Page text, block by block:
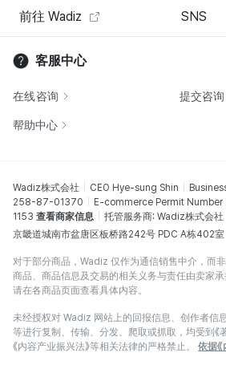
前往 Wadiz
SNS
客服中心
在线咨询 提交咨询
帮助中心
Wadiz株式会社 CEO Hye-sung Shin
258-87-01370
E-commerce Permit Number
1153 查看商家信息 托管服务商: Wadiz株式会社
京畿道城南市盆唐区板桥路242号 PDC A栋402室
对于部分商品，Wadiz 仅作为通信销售中介，而
商品、商品信息及交易的相关义务与责任由卖家承
请在各商品页面查看具体内容。
未经授权对 Wadiz 网站上的回报信息、创作者信
等进行复制、传输、分发、爬取或抓取，均受到《著
《内容产业振兴法》等相关法律的严格禁止。
依据